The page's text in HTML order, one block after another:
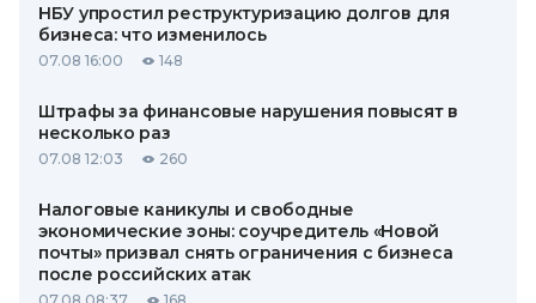
НБУ упростил реструктуризацию долгов для
бизнеса: что изменилось
07.08 16:00 148
Штрафы за финансовые нарушения повысят в
несколько раз
07.08 12:03 260
Налоговые каникулы и свободные
экономические зоны: соучредитель «Новой
почты» призвал снять ограничения с бизнеса
после российских атак